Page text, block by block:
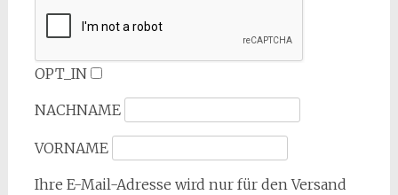
OPT_IN
NACHNAME
VORNAME
Ihre E-Mail-Adresse wird nur für den Versand